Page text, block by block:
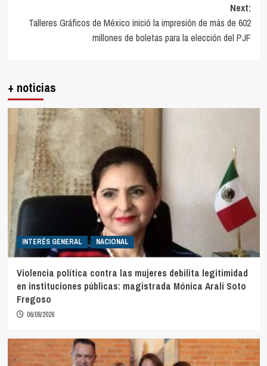
Next:
Talleres Gráficos de México inició la impresión de más de 602
millones de boletas para la elección del PJF
+ noticias
INTERÉS GENERAL NACIONAL
Violencia política contra las mujeres debilita legitimidad
en instituciones públicas: magistrada Mónica Aralí Soto
Fregoso
06/08/2026